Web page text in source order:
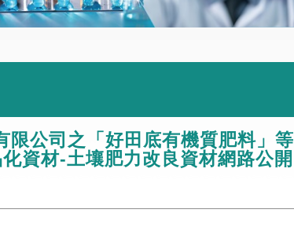
限公司之「好田底有機質肥料」等
資材-土壤肥力改良資材網路公開